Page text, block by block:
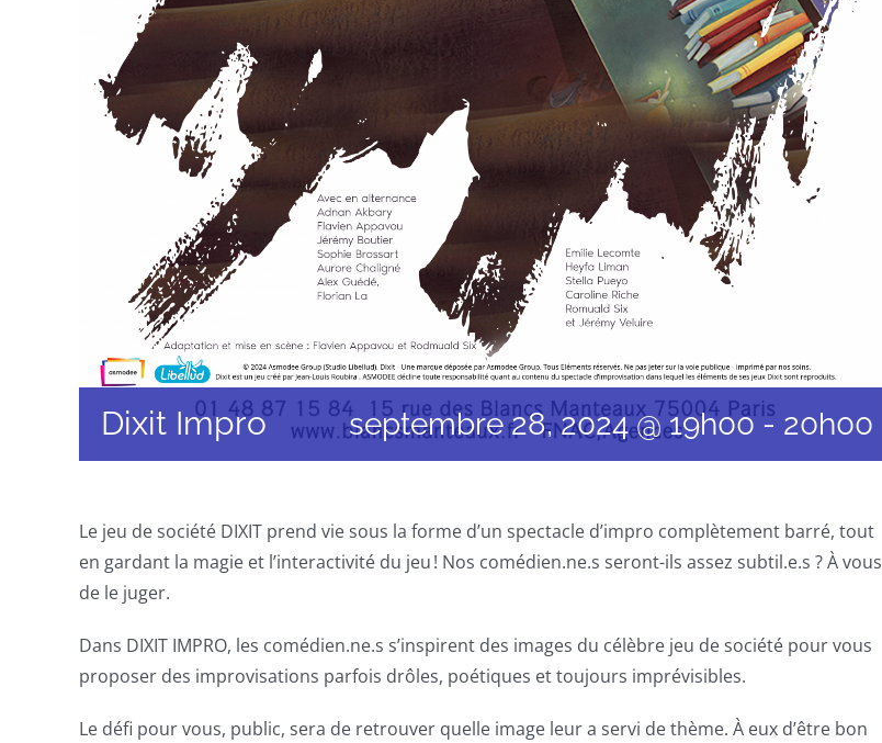
Dixit Impro septembre 28, 2024 @ 19h00- 20h00
Le jeu de société DIXIT prend vie sous la forme d’un spectacle d’impro complètement barré, tout
en gardant la magie et l’interactivité du jeu ! Nos comédien.ne.s seront-ils assez subtil.e.s ? À vous
de le juger.
Dans DIXIT IMPRO, les comédien.ne.s s’inspirent des images du célèbre jeu de société pour vous
proposer des improvisations parfois drôles, poétiques et toujours imprévisibles.
Le défi pour vous, public, sera de retrouver quelle image leur a servi de thème. À eux d’être bon